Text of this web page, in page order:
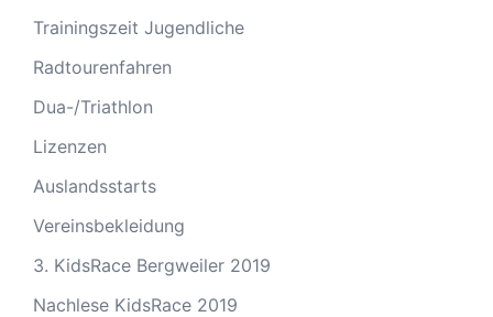
Trainingszeit Jugendliche
Radtourenfahren
Dua-/Triathlon
Lizenzen
Auslandsstarts
Vereinsbekleidung
3. KidsRace Bergweiler 2019
Nachlese KidsRace 2019